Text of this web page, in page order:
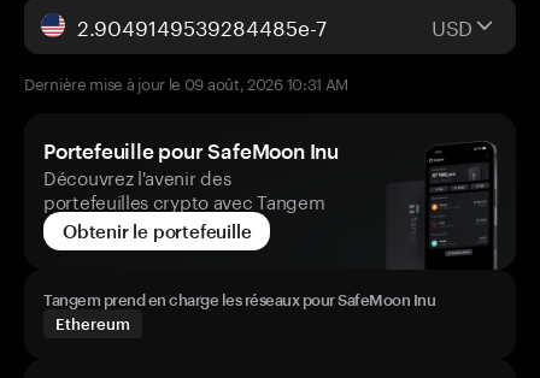
USD
Dernière mise à jour le 09 août, 2026 10:31 AM
Portefeuille pour SafeMoon Inu
Découvrez l'avenir des
portefeuilles crypto avec Tangem
Obtenir le portefeuille
Tangem prend en charge les réseaux pour SafeMoon Inu
Ethereum